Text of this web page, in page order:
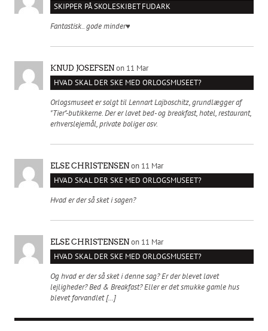
SKIPPER PÅ SKOLESKIBET FUDARK
Fantastisk.. gode minder♥️
KNUD JOSEFSEN on 11 Mar
HVAD SKAL DER SKE MED ORLOGSMUSEET?
Orlogsmuseet er solgt til Lennart Lajboschitz, grundlægger af
"Tier"-butikkerne. Der er lavet bed- og breakfast, hotel, restaurant,
erhverslejemål, private boliger osv.
ELSE CHRISTENSEN on 11 Mar
HVAD SKAL DER SKE MED ORLOGSMUSEET?
Hvad er der så sket i sagen?
ELSE CHRISTENSEN on 11 Mar
HVAD SKAL DER SKE MED ORLOGSMUSEET?
Og hvad er der så sket i denne sag? Er der blevet lavet
lejligheder? Bed & Breakfast? Eller er det smukke gamle hus
blevet forvandlet […]